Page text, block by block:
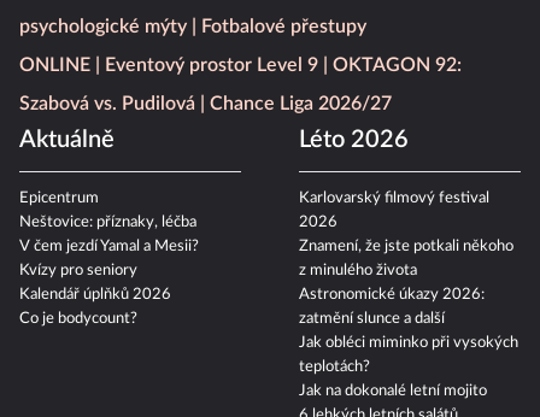
psychologické mýty
Fotbalové přestupy
ONLINE
Eventový prostor Level 9
OKTAGON 92:
Szabová vs. Pudilová
Chance Liga 2026/27
Aktuálně
Epicentrum
Neštovice: příznaky, léčba
V čem jezdí Yamal a Mesii?
Kvízy pro seniory
Kalendář úplňků 2026
Co je bodycount?
Léto 2026
Karlovarský filmový festival
2026
Znamení, že jste potkali někoho
z minulého života
Astronomické úkazy 2026:
zatmění slunce a další
Jak obléci miminko při vysokých
teplotách?
Jak na dokonalé letní mojito